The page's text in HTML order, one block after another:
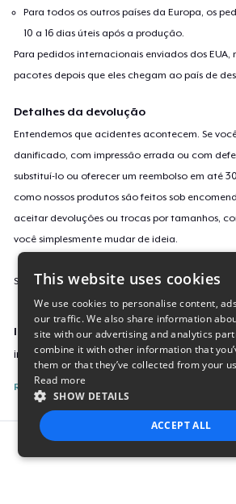
Para todos os outros países da Europa, os
10 a 16 dias úteis após a produção.
Para pedidos internacionais enviados dos EUA,
pacotes depois que eles chegam ao país de
Detalhes da devolução
Entendemos que acidentes acontecem. Se
danificado, com impressão errada ou com
substituí-lo ou oferecer um reembolso em até
como nossos produtos são feitos sob
aceitar devoluções ou trocas por tamanhos,
você simplesmente mudar de ideia.
Saiba mais sobre a nossa política de devolução
Identificação da campanha
independence-day-t-march-2025
Reporte esta Campanha
This website uses cookies
We use cookies to personalise content,
our traffic. We also share information
site with our advertising and analytics
combine it with other information that
them or that they’ve collected from your
Read more
SHOW DETAILS
ACCEPT ALL
STRICTLY NECESSARY